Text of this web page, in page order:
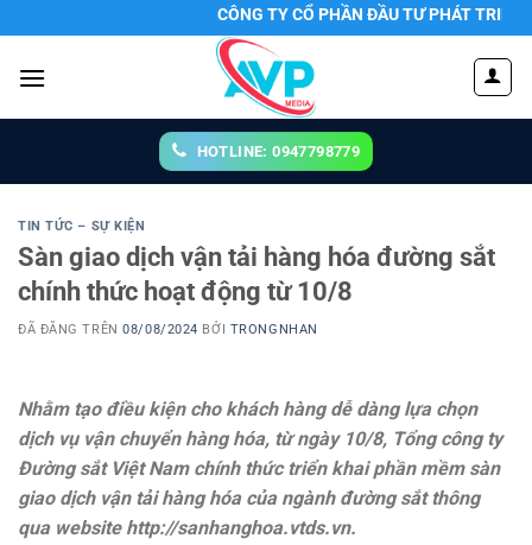
đến
nội
CÔNG TY CỔ PHẦN ĐẦU TƯ PHÁT TRIỂN
HOTLINE: 0947798779
TIN TỨC – SỰ KIỆN
Sàn giao dịch vận tải hàng hóa đường sắt
chính thức hoạt động từ 10/8
ĐÃ ĐĂNG TRÊN08/08/2024 BỞI TRONGNHAN
Nhằm tạo điều kiện cho khách hàng dễ dàng lựa chọn
dịch vụ vận chuyển hàng hóa, từ ngày 10/8, Tổng công ty
Đường sắt Việt Nam chính thức triển khai phần mềm sàn
giao dịch vận tải hàng hóa của ngành đường sắt thông
qua website http://sanhanghoa.vtds.vn.